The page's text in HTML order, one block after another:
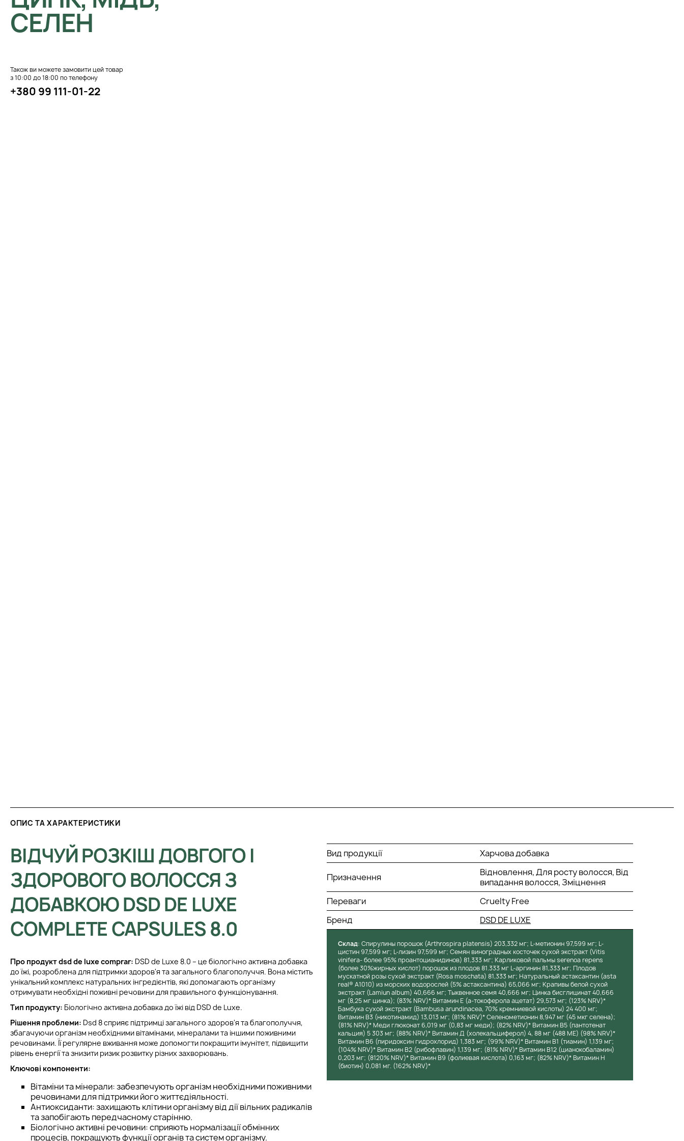
СЕЛЕН
Також ви можете замовити цей товар
з 10:00 до 18:00 по телефону
+380 99 111-01-22
ОПИС ТА ХАРАКТЕРИСТИКИ
ВІДЧУЙ РОЗКІШ ДОВГОГО І
ЗДОРОВОГО ВОЛОССЯ З
ДОБАВКОЮ DSD DE LUXE
COMPLETE CAPSULES 8.0
Про продукт dsd de luxe comprar: DSD de Luxe 8.0 – це біологічно активна добавка
до їжі, розроблена для підтримки здоров'я та загального благополуччя. Вона містить
унікальний комплекс натуральних інгредієнтів, які допомагають організму
отримувати необхідні поживні речовини для правильного функціонування.
Тип продукту: Біологічно активна добавка до їжі від DSD de Luxe.
Рішення проблеми: Dsd 8 сприяє підтримці загального здоров'я та благополуччя,
збагачуючи організм необхідними вітамінами, мінералами та іншими поживними
речовинами. Її регулярне вживання може допомогти покращити імунітет, підвищити
рівень енергії та знизити ризик розвитку різних захворювань.
Ключові компоненти:
Вітаміни та мінерали: забезпечують організм необхідними поживними
речовинами для підтримки його життєдіяльності.
Антиоксиданти: захищають клітини організму від дії вільних радикалів
та запобігають передчасному старінню.
Біологічно активні речовини: сприяють нормалізації обмінних
процесів, покращують функції органів та систем організму.
Вид продукції Харчова добавка
Призначення
Відновлення, Для росту волосся, Від
випадання волосся, Зміцнення
Переваги
Cruelty Free
Бренд
DSD DE LUXE
Cклад: Спирулины порошок (Arthrospira platensis) 203,332 мг; L-метионин 97,599 мг; L-
цистин 97,599 мг; L-лизин 97,599 мг; Семян виноградных косточек сухой экстракт (Vitis
vinifera- более 95% проантоцианидинов) 81,333 мг; Карликовой пальмы serenoa repens
(более 30%жирных кислот) порошок из плодов 81.333 мг L-аргинин 81,333 мг; Плодов
мускатной розы сухой экстракт (Rosa moschata) 81,333 мг; Натуральный астаксантин (asta
real® A1010) из морских водорослей (5% астаксантина) 65,066 мг; Крапивы белой сухой
экстракт (Lamiun album) 40,666 мг; Тыквенное семя 40,666 мг; Цинка бисглицинат 40,666
мг (8,25 мг цинка); (83% NRV)* Витамин Е (a-токоферола ацетат) 29,573 мг; (123% NRV)*
Бамбука сухой экстракт (Bambusa arundinacea, 70% кремниевой кислоты) 24 400 мг;
Витамин B3 (никотинамид) 13,013 мг; (81% NRV)* Селенометионин 8,947 мг (45 мкг селена);
(81% NRV)* Меди глюконат 6,019 мг (0,83 мг меди); (82% NRV)* Витамин В5 (пантотенат
кальция) 5 303 мг; (88% NRV)* Витамин Д (холекальциферол) 4, 88 мг (488 МЕ) (98% NRV)*
Витамин B6 (пиридоксин гидрохлорид) 1,383 мг; (99% NRV)* Витамин B1 (тиамин) 1,139 мг;
(104% NRV)* Витамин B2 (рибофлавин) 1,139 мг; (81% NRV)* Витамин B12 (цианокобаламин)
0,203 мг; (8120% NRV)* Витамин B9 (фолиевая кислота) 0,163 мг; (82% NRV)* Витамин H
(биотин) 0,081 мг. (162% NRV)*